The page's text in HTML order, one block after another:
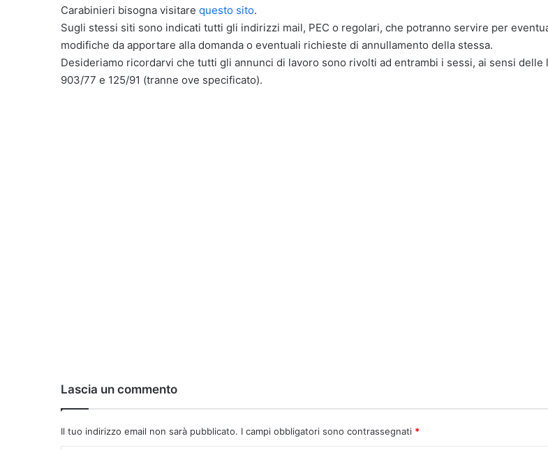
Carabinieri bisogna visitare questo sito.
Sugli stessi siti sono indicati tutti gli indirizzi mail, PEC o regolari, che potranno servire per
modifiche da apportare alla domanda o eventuali richieste di annullamento della stessa.
Desideriamo ricordarvi che tutti gli annunci di lavoro sono rivolti ad entrambi i sessi, ai sensi delle
903/77 e 125/91 (tranne ove specificato).
Lascia un commento
Il tuo indirizzo email non sarà pubblicato. I campi obbligatori sono contrassegnati *